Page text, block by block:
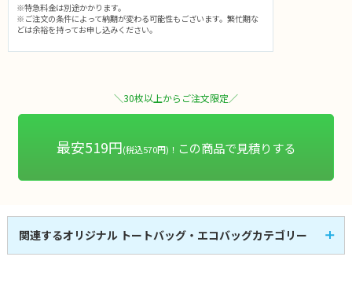
※特急料金は別途かかります。
※ご注文の条件によって納期が変わる可能性もございます。繁忙期な
どは余裕を持ってお申し込みください。
＼30枚以上からご注文限定／
最安519円(税込570円)！ この商品で見積りする
関連するオリジナル トートバッグ・エコバッグカテゴリー